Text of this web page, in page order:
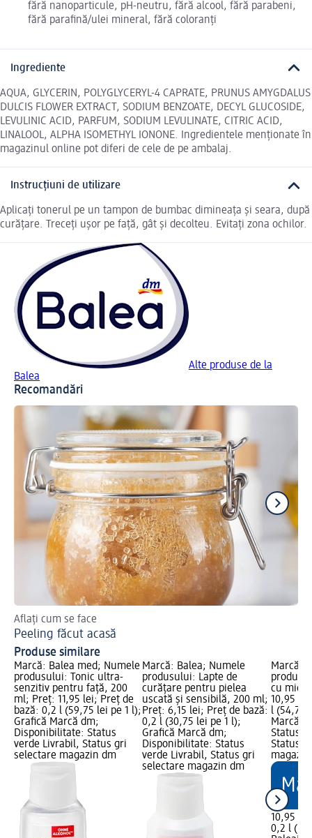
fără nanoparticule, pH-neutru, fără alcool, fără parabeni,
fără parafină/ulei mineral, fără coloranți
Ingrediente
AQUA, GLYCERIN, POLYGLYCERYL-4 CAPRATE, PRUNUS AMYGDALUS
DULCIS FLOWER EXTRACT, SODIUM BENZOATE, DECYL GLUCOSIDE,
LEVULINIC ACID, PARFUM, SODIUM LEVULINATE, CITRIC ACID,
LINALOOL, ALPHA ISOMETHYL IONONE. Ingredientele menționate în
magazinul online pot diferi de cele de pe ambalaj.
Instrucțiuni de utilizare
Aplicați tonerul pe un tampon de bumbac dimineața și seara, după
curățare. Treceți ușor pe față, gât și decolteu. Evitați zona ochilor.
Alte produse de la
Balea
Recomandări
Aflați cum se face
Peeling făcut acasă
Produse similare
Marcă: Balea med; Numele
produsului: Tonic ultra-
senzitiv pentru față, 200
ml; Preț: 11,95 lei; Preț de
bază: 0,2 l (59,75 lei pe 1 l);
Grafică Marcă dm;
Disponibilitate: Status
verde Livrabil, Status gri
selectare magazin dm
Marcă: Balea; Numele
produsului: Lapte de
curățare pentru pielea
uscată și sensibilă, 200 ml;
Preț: 6,15 lei; Preț de bază:
0,2 l (30,75 lei pe 1 l);
Grafică Marcă dm;
Disponibilitate: Status
verde Livrabil, Status gri
selectare magazin dm
Marcă:
cu
10,95
l (54,75
Marcă
Status
Status
10,95 lei
0,2 l